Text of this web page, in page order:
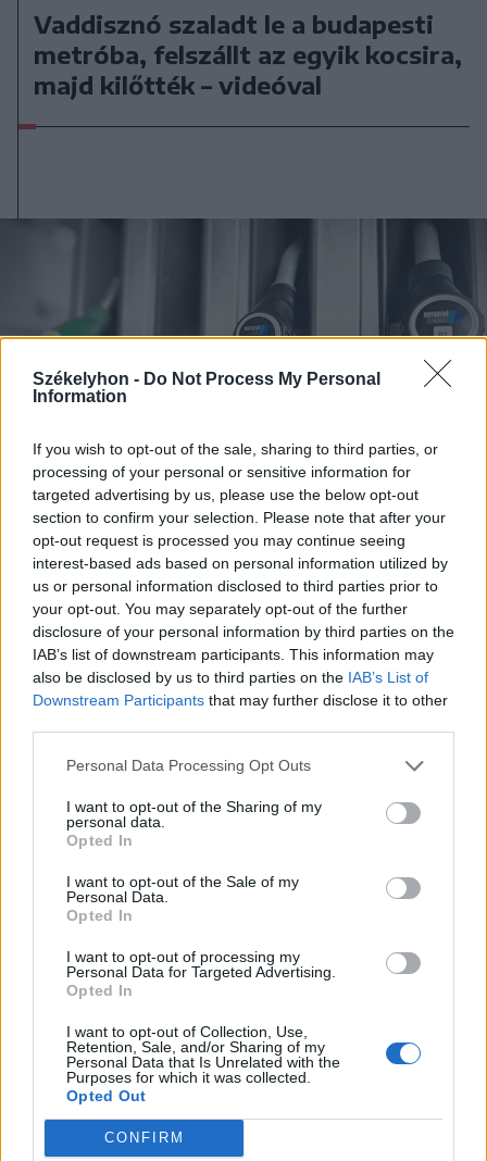
Székelyhon - Do Not Process My Personal
Information
If you wish to opt-out of the sale, sharing to third parties, or
processing of your personal or sensitive information for
targeted advertising by us, please use the below opt-out
section to confirm your selection. Please note that after your
opt-out request is processed you may continue seeing
interest-based ads based on personal information utilized by
us or personal information disclosed to third parties prior to
your opt-out. You may separately opt-out of the further
disclosure of your personal information by third parties on the
IAB’s list of downstream participants. This information may
also be disclosed by us to third parties on the IAB’s List of
Downstream Participants that may further disclose it to other
Personal Data Processing Opt Outs
I want to opt-out of the Sharing of my
personal data.
Opted In
I want to opt-out of the Sale of my
Personal Data.
Opted In
I want to opt-out of processing my
Personal Data for Targeted Advertising.
Opted In
I want to opt-out of Collection, Use,
Retention, Sale, and/or Sharing of my
Personal Data that Is Unrelated with the
Purposes for which it was collected.
Opted Out
CONFIRM
Vaddisznó szaladt le a budapesti
metróba, felszállt az egyik kocsira,
majd kilőtték – videóval
2026. augusztus 08., szombat
Hétvégén is folytatódik a gázolaj
árának csökkenése
2026. augusztus 08., szombat